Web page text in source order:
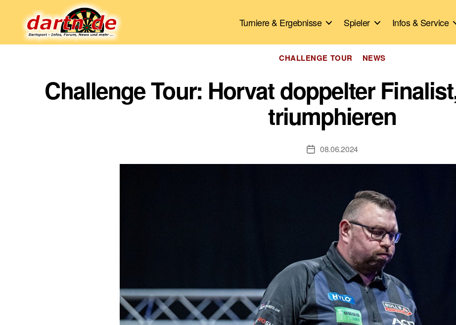
Turniere & Ergebnisse Spieler Infos & Service
Kategorien
CHALLENGE TOUR NEWS
Challenge Tour: Horvat doppelter
triumphieren
Veröffentlichungsdatum
08.06.2024